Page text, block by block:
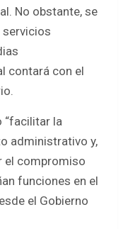
No obstante, se
servicios
contará con el
“facilitar la
administrativo y,
el compromiso
funciones en el
el Gobierno